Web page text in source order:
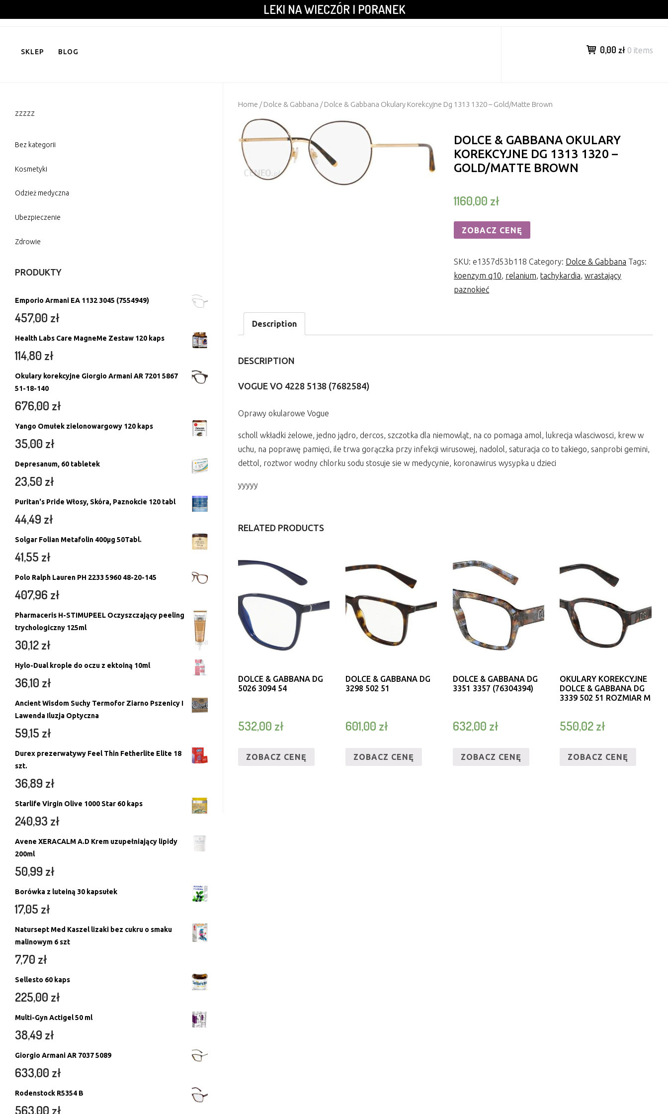
to
LEKI NA WIECZÓR I PORANEK
SKLEP BLOG 0,00 zł 0 items
Home /Dolce & Gabbana / Dolce & Gabbana Okulary Korekcyjne Dg 1313 1320 – Gold/Matte Brown
DOLCE & GABBANA OKULARY
KOREKCYJNE DG 1313 1320 –
GOLD/MATTE BROWN
1160,00 zł
ZOBACZ CENĘ
SKU:e1357d53b118 Category: Dolce & Gabbana Tags:
koenzym q10, relanium,tachykardia,wrastający
paznokieć
Description
DESCRIPTION
VOGUE VO 4228 5138 (7682584)
Oprawy okularowe Vogue
scholl wkładki żelowe, jedno jądro, dercos, szczotka dla niemowląt, na co pomaga amol, lukrecja wlasciwosci, krew w
uchu, na poprawę pamięci, ile trwa gorączka przy infekcji wirusowej, nadolol, saturacja co to takiego, sanprobi gemini,
dettol, roztwor wodny chlorku sodu stosuje sie w medycynie, koronawirus wysypka u dzieci
yyyyy
RELATED PRODUCTS
DOLCE & GABBANA DG
5026 3094 54
532,00 zł
ZOBACZ CENĘ
DOLCE & GABBANA DG
3298 502 51
601,00 zł
ZOBACZ CENĘ
DOLCE & GABBANA DG
3351 3357 (76304394)
632,00 zł
ZOBACZ CENĘ
OKULARY KOREKCYJNE
DOLCE & GABBANA DG
3339 502 51 ROZMIAR M
550,02zł
ZOBACZ CENĘ
zzzzz
Bez kategorii
Kosmetyki
Odzież medyczna
Ubezpieczenie
Zdrowie
PRODUKTY
Emporio Armani EA 1132 3045 (7554949)
457,00 zł
Health Labs Care MagneMe Zestaw 120 kaps
114,80 zł
Okulary korekcyjne Giorgio Armani AR 7201 5867
51-18-140
676,00 zł
Yango Omułek zielonowargowy 120 kaps
35,00 zł
Depresanum, 60 tabletek
23,50 zł
Puritan's Pride Włosy, Skóra, Paznokcie 120 tabl
44,49 zł
Solgar Folian Metafolin 400µg 50Tabl.
41,55 zł
Polo Ralph Lauren PH 2233 5960 48-20-145
407,96 zł
Pharmaceris H-STIMUPEEL Oczyszczający peeling
trychologiczny 125ml
30,12zł
Hylo-Dual krople do oczu z ektoiną 10ml
36,10 zł
Ancient Wisdom Suchy Termofor Ziarno Pszenicy I
Lawenda Iluzja Optyczna
59,15 zł
Durex prezerwatywy Feel Thin Fetherlite Elite 18
szt.
36,89 zł
Starlife Virgin Olive 1000 Star 60 kaps
240,93 zł
Avene XERACALM A.D Krem uzupełniający lipidy
200ml
50,99 zł
Borówka z luteiną 30 kapsułek
17,05 zł
Natursept Med Kaszel lizaki bez cukru o smaku
malinowym 6 szt
7,70 zł
Sellesto 60 kaps
225,00 zł
Multi-Gyn Actigel 50 ml
38,49 zł
Giorgio Armani AR 7037 5089
633,00 zł
Rodenstock R5354 B
563,00 zł